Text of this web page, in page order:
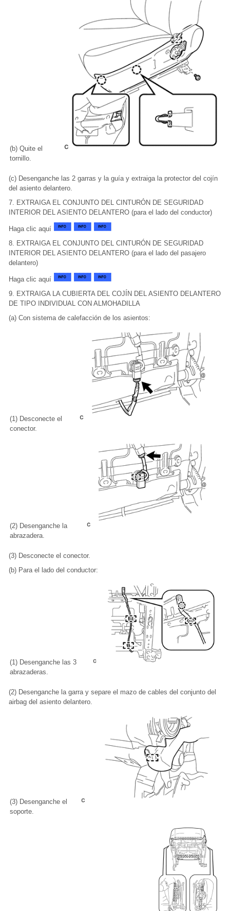
(b) Quite el
tornillo.
(c) Desenganche las 2 garras y la guía y extraiga la protector del cojín
del asiento delantero.
7. EXTRAIGA EL CONJUNTO DEL CINTURÓN DE SEGURIDAD
INTERIOR DEL ASIENTO DELANTERO (para el lado del conductor)
Haga clic aquí
8. EXTRAIGA EL CONJUNTO DEL CINTURÓN DE SEGURIDAD
INTERIOR DEL ASIENTO DELANTERO (para el lado del pasajero
delantero)
Haga clic aquí
9. EXTRAIGA LA CUBIERTA DEL COJÍN DEL ASIENTO DELANTERO
DE TIPO INDIVIDUAL CON ALMOHADILLA
(a) Con sistema de calefacción de los asientos:
(1) Desconecte el
conector.
(2) Desenganche la
abrazadera.
(3) Desconecte el conector.
(b) Para el lado del conductor:
(1) Desenganche las 3
abrazaderas.
(2) Desenganche la garra y separe el mazo de cables del conjunto del
airbag del asiento delantero.
(3) Desenganche el
soporte.